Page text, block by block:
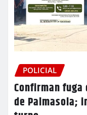
POLICIAL
Confirman fuga
de Palmasola;